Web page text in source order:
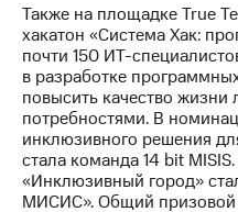
приобретения
Порядок
выкупа
акций
Дивиденды
Рынок
облигаций
Описание
Еврооблигации-
Также на площадке True
хакатон «Система Хак:
почти 150 ИТ-
в разработке
повысить качество
потребностями. В
инклюзивного решения
стала команда 14 bit
«Инклюзивный город»
МИСИС». Общий призовой